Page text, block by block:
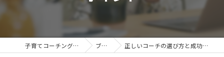
子育てコーチングならYTC ブログ 正しいコーチの選び方と成功するポイント